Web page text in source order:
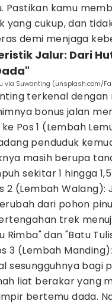
Pastikan kamu
yang cukup, dan
demi menjaga
Jalur: Dari
via Suwanting (unsplash.com/
terkenal
bonus jalan
Pos 1 (Lembah
penduduk
masih berupa
sekitar 1 hingga
2 (Lembah
dari pohon
trek
Rimba" dan "Batu
3 (Lembah
sesungguhnya bagi
liat berakar yang
bertemu dada.